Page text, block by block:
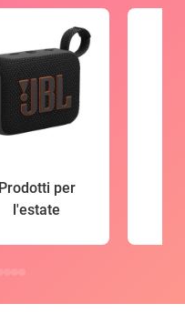
Prodotti per
l'estate